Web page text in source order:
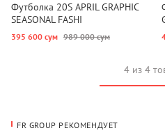
Футболка 20S APRIL GRAPHIC
SEASONAL FASHI
395 600 сум 989 000 сум
4 из 4
FR GROUP РЕКОМЕНДУЕТ